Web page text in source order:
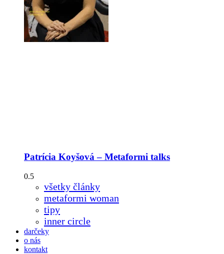
Patrícia Koyšová – Metaformi talks
všetky články
metaformi woman
tipy
inner circle
darčeky
o nás
kontakt